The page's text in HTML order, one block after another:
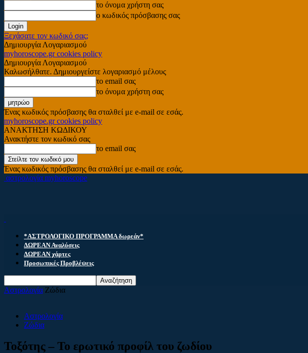
το όνομα χρήστη σας
ο κωδικός πρόσβασης σας
Ξεχάσατε τον κωδικό σας;
Δημιουργία Λογαριασμού
myhoroscope.gr cookies policy
Δημιουργία Λογαριασμού
Καλωσήλθατε. Δημιουργείστε λογαριασμό μέλους
το email σας
το όνομα χρήστη σας
Ένας κωδικός πρόσβασης θα σταλθεί με e-mail σε εσάς.
myhoroscope.gr cookies policy
ΑΝΑΚΤΗΣΗ ΚΩΔΙΚΟΥ
Ανακτήστε τον κωδικό σας
το email σας
Ένας κωδικός πρόσβασης θα σταλθεί με e-mail σε εσάς.
αστρολογία myhoroscope
*ΑΣΤΡΟΛΟΓΙΚΟ ΠΡΟΓΡΑΜΜΑ δωρεάν*
ΔΩΡΕΑΝ Αναλύσεις
ΔΩΡΕΑΝ χάρτες
Προσωπικές Προβλέψεις
Αστρολογία Ζώδια
Αστρολογία
Ζώδια
Τοξότης – Το ερωτικό προφίλ του ζωδίου